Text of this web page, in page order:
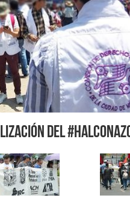
del